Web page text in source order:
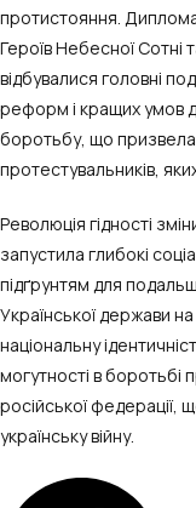
протистояння.
Героїв Небесної Сотні
відбувалися головні
реформ і кращих умов
боротьбу, що призвела
протестувальників,
Революція гідності
запустила глибокі
підґрунтям для
Української держави
національну
могутності в боротьбі
російської федерації,
українську війну.